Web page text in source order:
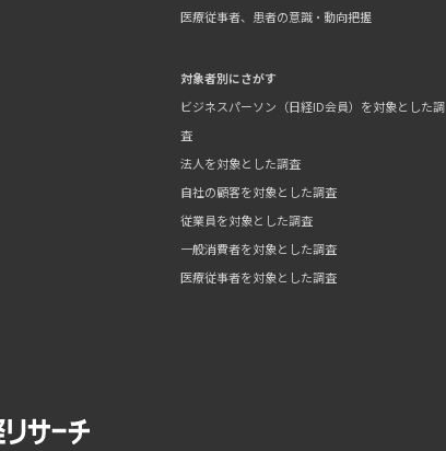
医療従事者、患者の意識・動向把握
対象者別にさがす
ビジネスパーソン（日経ID会員）を対象とした調
査
法人を対象とした調査
自社の顧客を対象とした調査
従業員を対象とした調査
一般消費者を対象とした調査
医療従事者を対象とした調査